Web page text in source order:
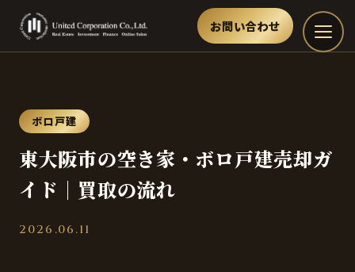
お問い合わせ
ボロ戸建
東大阪市の空き家・ボロ戸建売却ガ
イド｜買取の流れ
2026.06.11